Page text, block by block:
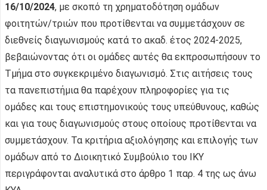
16/10/2024, με σκοπό τη χρηματοδότηση ομάδων
φοιτητών/τριών που προτίθενται να συμμετάσχουν σε
διεθνείς διαγωνισμούς κατά το ακαδ. έτος 2024-2025,
βεβαιώνοντας ότι οι ομάδες αυτές θα εκπροσωπήσουν το
Τμήμα στο συγκεκριμένο διαγωνισμό. Στις αιτήσεις τους
τα πανεπιστήμια θα παρέχουν πληροφορίες για τις
ομάδες και τους επιστημονικούς τους υπεύθυνους, καθώς
και για τους διαγωνισμούς στους οποίους προτίθενται να
συμμετάσχουν. Τα κριτήρια αξιολόγησης και επιλογής των
ομάδων από το Διοικητικό Συμβούλιο του ΙΚΥ
περιγράφονται αναλυτικά στο άρθρο 1 παρ. 4 της ως άνω